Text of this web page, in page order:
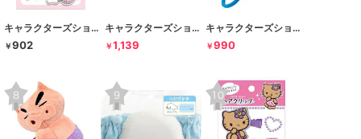
キャラクターズショップ ラフラフ
￥902
キャラクターズショップ ラフラフ
￥1,139
キャラクターズショップ ラフラフ
￥990